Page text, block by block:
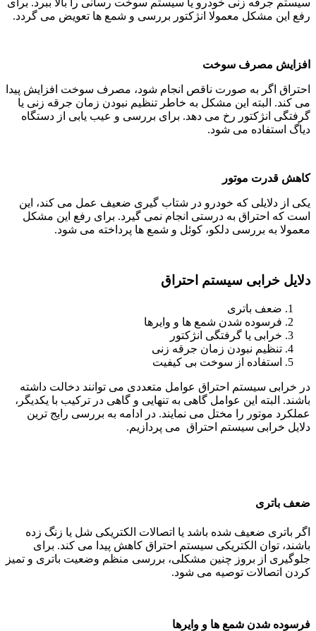
رفع این مشکل معمولا انژکتور بررسی و شمع ها تعویض می گردد.
افزایش مصرف سوخت
احتراق اگر به صورت ناقص انجام شود، مصرف سوخت افزایش پیدا
می کند. البته این مشکل به خاطر تنظیم نبودن زمان جرقه زنی یا
گرفتگی انژکتور رخ می دهد. برای بررسی و عیب یابی از دستگاه
دیاگ استفاده می شود.
کاهش قدرت موتور
یکی از دلایلی که خودرو در شتاب گیری ضعیف عمل می کند، این
است که احتراق به درستی انجام نمی گیرد. برای رفع این مشکل
معمولا به بررسی دلکو، کوئل و شمع ها پرداخته می شود.
دلایل خرابی سیستم احتراق
ضعف باتری
فرسوده شدن شمع ها و وایرها
خرابی یا گرفتگی انژکتور
تنظیم نبودن زمان جرقه زنی
استفاده از سوخت بی کیفیت
در خرابی سیستم احتراق عوامل متعددی می توانند دخالت داشته
باشند. البته این عوامل گاهی به تنهایی و گاهی در ترکیب با یکدیگر،
عملکرد موتور را مختل می نمایند. در ادامه به بررسی رایج ترین
دلایل خرابی سیستم احتراق می پردازیم.
ضعف باتری
اگر باتری ضعیف شده باشد یا اتصالات الکتریکی شل یا زنگ زده
باشند، توان الکتریکی سیستم احتراق کاهش پیدا می کند. برای
جلوگیری از بروز چنین مشکلی، بررسی منظم وضعیت باتری و تمیز
کردن اتصالات توصیه می شود.
فرسوده شدن شمع ها و وایرها